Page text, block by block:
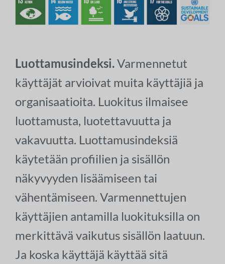
Luottamusindeksi.Varmennetut
käyttäjät arvioivat muita käyttäjiä ja
organisaatioita. Luokitus ilmaisee
luottamusta, luotettavuutta ja
vakavuutta. Luottamusindeksiä
käytetään profiilien ja sisällön
näkyvyyden lisäämiseen tai
vähentämiseen. Varmennettujen
käyttäjien antamilla luokituksilla on
merkittävä vaikutus sisällön laatuun.
Ja koska käyttäjä käyttää sitä